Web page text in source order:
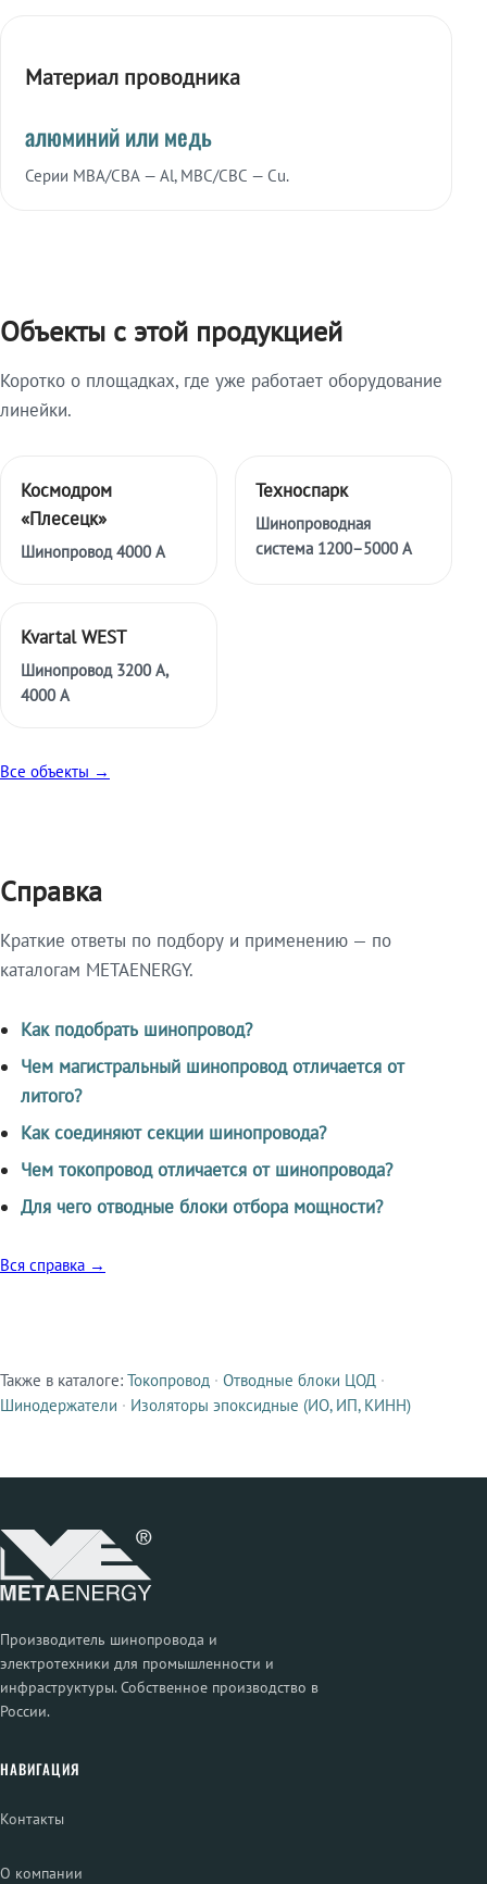
Материал проводника
алюминий или медь
Серии МВА/СВА — Al, МВС/СВС — Cu.
Объекты с этой продукцией
Коротко о площадках, где уже работает оборудование
линейки.
Космодром
«Плесецк»
Шинопровод 4000 А
Техноспарк
Шинопроводная
система 1200–5000 А
Kvartal WEST
Шинопровод 3200 А,
4000 А
Все объекты →
Справка
Краткие ответы по подбору и применению — по
каталогам METAENERGY.
Как подобрать шинопровод?
Чем магистральный шинопровод отличается от
литого?
Как соединяют секции шинопровода?
Чем токопровод отличается от шинопровода?
Для чего отводные блоки отбора мощности?
Вся справка →
Смежные продукты
Также в каталоге: Токопровод · Отводные блоки ЦОД ·
Шинодержатели · Изоляторы эпоксидные (ИО, ИП, КИНН)
Производитель шинопровода и
электротехники для промышленности и
инфраструктуры. Собственное производство в
России.
НАВИГАЦИЯ
Контакты
О компании